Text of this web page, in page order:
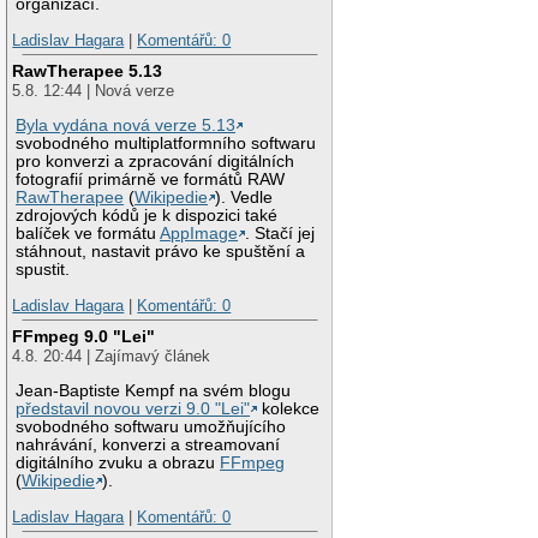
organizací.
Ladislav Hagara | Komentářů: 0
RawTherapee 5.13
5.8. 12:44 | Nová verze
Byla vydána nová verze 5.13
svobodného multiplatformního softwaru
pro konverzi a zpracování digitálních
fotografií primárně ve formátů RAW
RawTherapee (Wikipedie ). Vedle
zdrojových kódů je k dispozici také
balíček ve formátuAppImage
. Stačí jej
stáhnout, nastavit právo ke spuštění a
spustit.
Ladislav Hagara | Komentářů: 0
FFmpeg 9.0 "Lei"
4.8. 20:44 | Zajímavý článek
Jean-Baptiste Kempf na svém blogu
představil novou verzi 9.0 "Lei"
kolekce
svobodného softwaru umožňujícího
nahrávání, konverzi a streamovaní
digitálního zvuku a obrazu FFmpeg
(Wikipedie ).
Ladislav Hagara | Komentářů: 0